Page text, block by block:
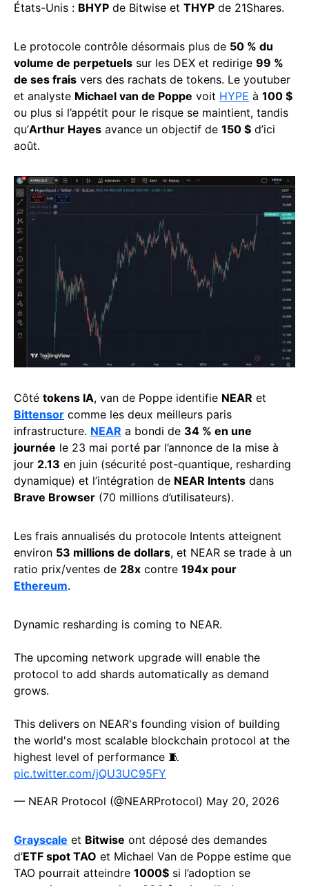
États-Unis : BHYP de Bitwise et THYP de 21Shares.
Le protocole contrôle désormais plus de 50 % du
volume de perpetuels sur les DEX et redirige 99 %
de ses frais vers des rachats de tokens. Le youtuber
et analyste Michael van de Poppe voit HYPE à 100 $
ou plus si l’appétit pour le risque se maintient, tandis
qu’Arthur Hayes avance un objectif de 150 $ d’ici
août.
Côté tokens IA, van de Poppe identifie NEAR et
Bittensor comme les deux meilleurs paris
infrastructure. NEAR a bondi de 34 % en une
journée le 23 mai porté par l’annonce de la mise à
jour 2.13 en juin (sécurité post-quantique, resharding
dynamique) et l’intégration de NEAR Intents dans
Brave Browser (70 millions d’utilisateurs).
Les frais annualisés du protocole Intents atteignent
environ 53 millions de dollars, et NEAR se trade à un
ratio prix/ventes de 28x contre 194x pour
Ethereum.
Dynamic resharding is coming to NEAR.
The upcoming network upgrade will enable the
protocol to add shards automatically as demand
grows.
This delivers on NEAR's founding vision of building
the world's most scalable blockchain protocol at the
highest level of performance 🧵
pic.twitter.com/jQU3UC95FY
— NEAR Protocol (@NEARProtocol) May 20, 2026
Grayscale et Bitwise ont déposé des demandes
d’ETF spot TAO et Michael Van de Poppe estime que
TAO pourrait atteindre 1000$ si l’adoption se